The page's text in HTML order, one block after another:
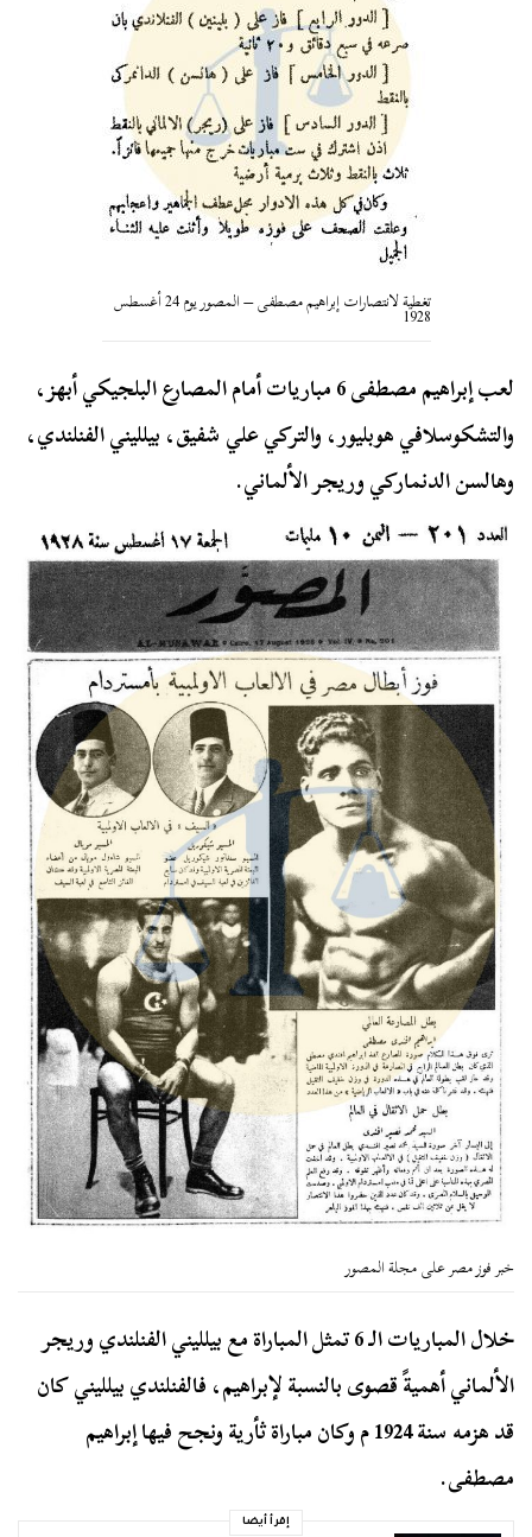
تغطية لانتصارات إبراهيم مصطفى – المصور يوم 24 أغسطس 1928
لعب إبراهيم مصطفى 6 مباريات أمام المصارع البلجيكي أبهز،
والتشكوسلافي هوبليور، والتركي علي شفيق، بيلليني الفنلندي،
وهالسن الدنماركي وريجر الألماني.
خبر فوز مصر على مجلة المصور
خلال المباريات الـ 6 تمثل المباراة مع بيلليني الفنلندي وريجر
الألماني أهميةً قصوى بالنسبة لإبراهيم، فالفنلندي بيلليني كان
قد هزمه سنة 1924 م وكان مباراة ثأرية ونجح فيها إبراهيم
مصطفى.
إقرأ أيضا